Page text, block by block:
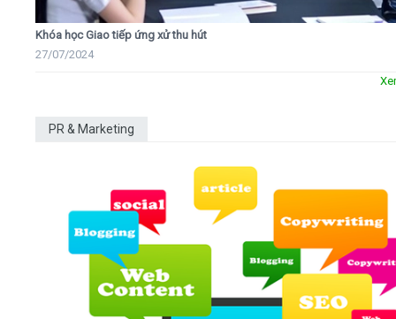
Khóa học Giao tiếp ứng xử thu hút
27/07/2024
PR & Marketing